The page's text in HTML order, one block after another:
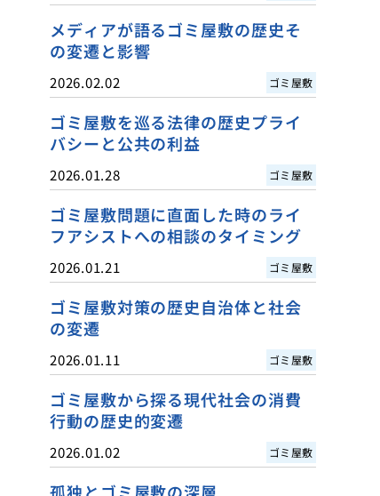
メディアが語るゴミ屋敷の歴史そ
の変遷と影響
2026.02.02 ゴミ屋敷
ゴミ屋敷を巡る法律の歴史プライ
バシーと公共の利益
2026.01.28 ゴミ屋敷
ゴミ屋敷問題に直面した時のライ
フアシストへの相談のタイミング
2026.01.21 ゴミ屋敷
ゴミ屋敷対策の歴史自治体と社会
の変遷
2026.01.11 ゴミ屋敷
ゴミ屋敷から探る現代社会の消費
行動の歴史的変遷
2026.01.02 ゴミ屋敷